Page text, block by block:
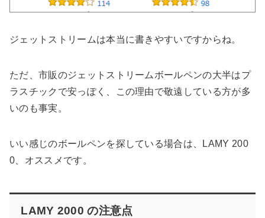
ジェットストリームは本当に書きやすいですからね。
ただ、市販のジェットストリームボールペンの大半はプ
ラスチックで安っぽく、この理由で敬遠している方が多
いのも事実。
いい感じのボールペンを探している場合は、LAMY 200
0、オススメです。
LAMY 2000 の注意点